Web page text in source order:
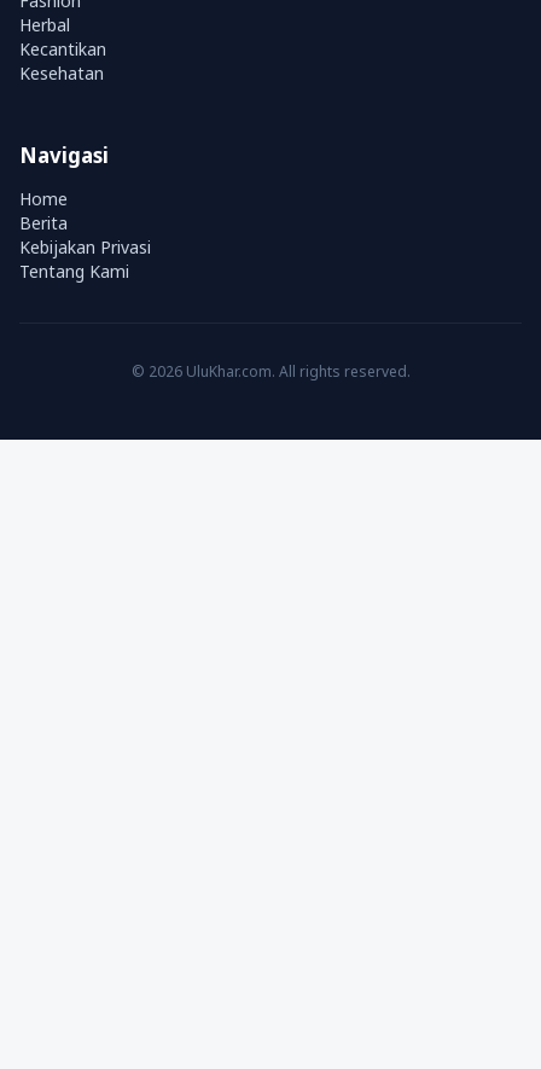
Herbal
Kecantikan
Kesehatan
Navigasi
Home
Berita
Kebijakan Privasi
Tentang Kami
© 2026 UluKhar.com. All rights reserved.